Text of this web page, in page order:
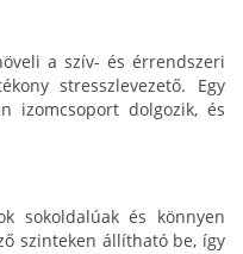
a szív- és érrendszeri
stresszlevezető. Egy
izomcsoport dolgozik, és
sokoldalúak és könnyen
szinteken állítható be, így